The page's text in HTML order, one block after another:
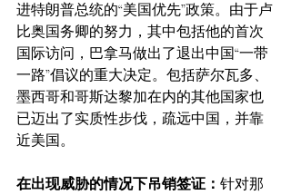
进特朗普总统的“美国优先”政策。由于卢
比奥国务卿的努力，其中包括他的首次
国际访问，巴拿马做出了退出中国“一带
一路”倡议的重大决定。包括萨尔瓦多、
墨西哥和哥斯达黎加在内的其他国家也
已迈出了实质性步伐，疏远中国，并靠
近美国。
在出现威胁的情况下吊销签证： 针对那